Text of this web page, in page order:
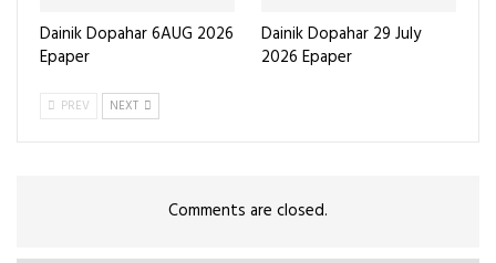
Dainik Dopahar 6AUG 2026
Epaper
Dainik Dopahar 29 July
2026 Epaper
PREV NEXT
Comments are closed.